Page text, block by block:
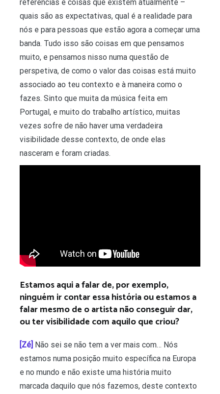
referências e coisas que existem atualmente –
quais são as expectativas, qual é a realidade para
nós e para pessoas que estão agora a começar uma
banda. Tudo isso são coisas em que pensamos
muito, e pensamos nisso numa questão de
perspetiva, de como o valor das coisas está muito
associado ao teu contexto e à maneira como o
fazes. Sinto que muita da música feita em
Portugal, e muito do trabalho artístico, muitas
vezes sofre de não haver uma verdadeira
visibilidade desse contexto, de onde elas
nasceram e foram criadas.
Estamos aqui a falar de, por exemplo,
ninguém ir contar essa história ou estamos a
falar mesmo de o artista não conseguir dar,
ou ter visibilidade com aquilo que criou?
[Zé] Não sei se não tem a ver mais com… Nós
estamos numa posição muito específica na Europa
e no mundo e não existe uma história muito
marcada daquilo que nós fazemos, deste contexto